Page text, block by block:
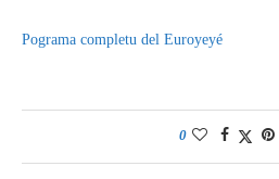
Pograma completu del Euroyeyé
0